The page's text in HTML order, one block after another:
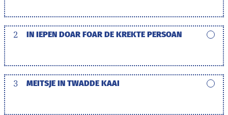
2 IN IEPEN DOAR FOAR DE KREKTE PERSOAN
3 MEITSJE IN TWADDE KAAI